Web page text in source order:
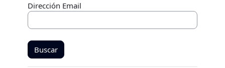
Dirección Email